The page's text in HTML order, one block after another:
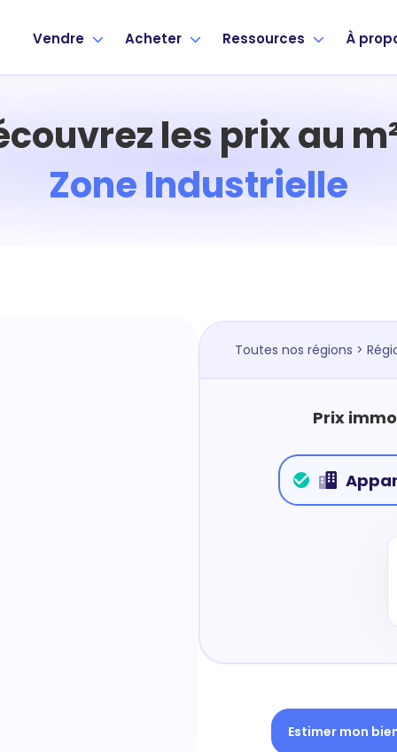
Vendre Acheter Ressources À
les prix au
Zone Industrielle
Toutes nos régions >
Prix
Estimer mon